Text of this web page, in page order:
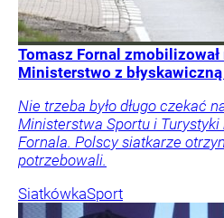
Tomasz Fornal
Ministerstwo z
Nie trzeba było długo czekać
Ministerstwa Sportu i Turystyki
Fornala. Polscy siatkarze
potrzebowali.
SiatkówkaSport